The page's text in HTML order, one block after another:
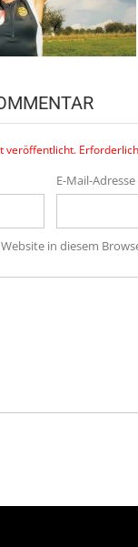
veröffentlicht.
E-Mail-Adresse
in diesem